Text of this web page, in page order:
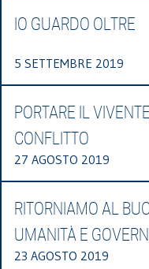
IO GUARDO OLTRE
5 SETTEMBRE 2019
PORTARE IL
CONFLITTO
27 AGOSTO 2019
RITORNIAMO AL
UMANITÀ E
23 AGOSTO 2019